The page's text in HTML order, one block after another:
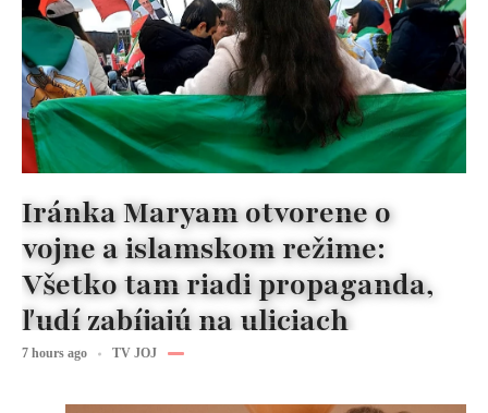
Iránka Maryam otvorene o
vojne a islamskom režime:
Všetko tam riadi propaganda,
ľudí zabíjajú na uliciach
7 hours ago TV JOJ